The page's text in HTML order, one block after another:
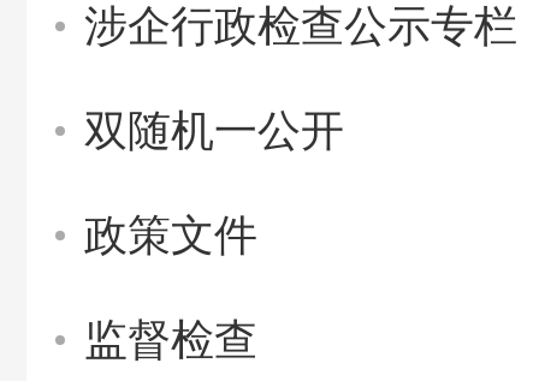
涉企行政检查公示专栏
双随机一公开
政策文件
监督检查